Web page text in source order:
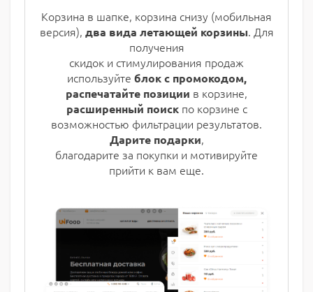
Корзина в шапке, корзина снизу (мобильная
версия), два вида летающей корзины. Для
получения
скидок и стимулирования продаж
используйте блок с промокодом,
распечатайте позиции в корзине,
расширенный поиск по корзине с
возможностью фильтрации результатов.
Дарите подарки,
благодарите за покупки и мотивируйте
прийти к вам еще.